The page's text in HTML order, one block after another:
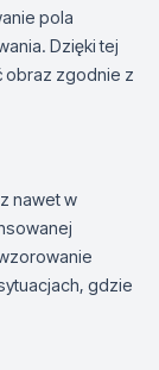
pola
Dzięki tej
obraz zgodnie z
nawet w
gdzie